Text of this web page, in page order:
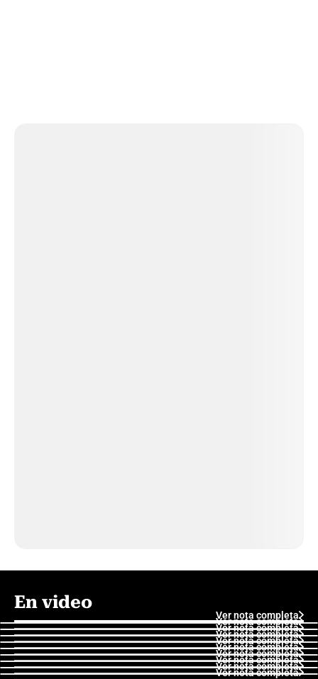
En video
Ver nota completa
Ver nota completa
Ver nota completa
Ver nota completa
Ver nota completa
Ver nota completa
Ver nota completa
Ver nota completa
Ver nota completa
Ver nota completa